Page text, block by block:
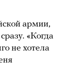
армии,
«Когда
не хотела